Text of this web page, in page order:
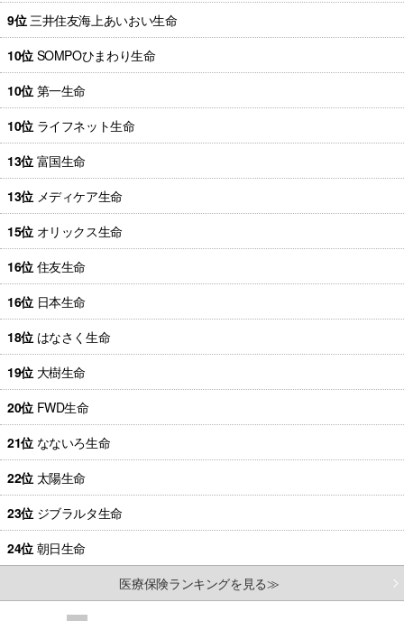
9位 三井住友海上あいおい生命
10位 SOMPOひまわり生命
10位 第一生命
10位 ライフネット生命
13位 富国生命
13位 メディケア生命
15位 オリックス生命
16位 住友生命
16位 日本生命
18位 はなさく生命
19位 大樹生命
20位 FWD生命
21位 なないろ生命
22位 太陽生命
23位 ジブラルタ生命
24位 朝日生命
医療保険ランキングを見る≫